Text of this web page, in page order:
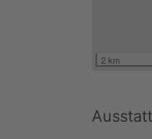
2 km